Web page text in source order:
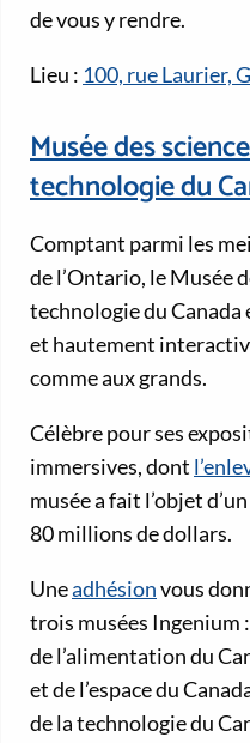
de vous y rendre.
Lieu : 100, rue Laurier,
Musée des
technologie du
Comptant parmi les
de l’Ontario, le Musée
technologie du Canada
et hautement
comme aux grands.
Célèbre pour ses
immersives, dont
musée a fait l’objet
80 millions de dollars.
Uneadhésionvous
trois musées Ingenium
de l’alimentation du
et de l’espace du
de la technologie du